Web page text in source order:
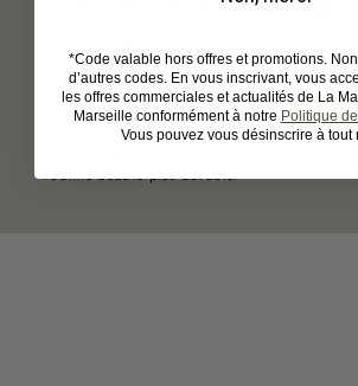
Un format écologique et pratique
significativement l’utilisation de bouteilles
salle de bain.
Son format compact et son packaging 100 %
une solution plus responsable et facile à
routine beauté plus durable.
*Code valable hors offres et promotions.
d’autres codes. En vous inscrivant, vous
les offres commerciales et actualités de La
Marseille conformément à notre Politique
Vous pouvez vous désinscrire à tout